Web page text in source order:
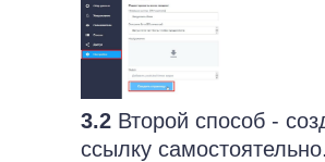
3.2 Второй способ -
ссылку самостоятельно.